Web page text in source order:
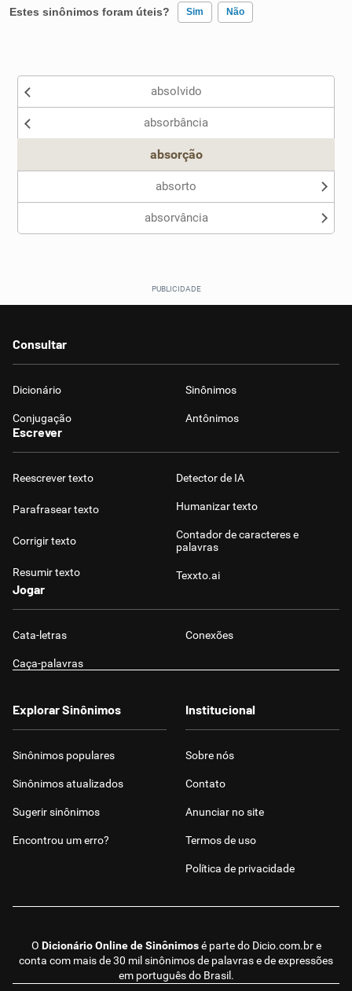
Estes sinônimos foram úteis? Sim Não
Nenhum dos sinônimos apresentados me ajudou
absolvido
absorbância
absorção
absorto
absorvância
Consultar
Dicionário Sinônimos
Conjugação Antônimos
Escrever
Reescrever texto
Parafrasear texto
Corrigir texto
Resumir texto
Detector de IA
Humanizar texto
Contador de caracteres e
palavras
Texxto.ai
Jogar
Cata-letras Conexões
Caça-palavras
O Dicionário Online de Sinônimosé parte do Dicio.com.bre
conta com mais de 30 mil sinônimos de palavras e de expressões
em português do Brasil.
Explorar Sinônimos
Sinônimos populares
Sinônimos atualizados
Sugerir sinônimos
Encontrou um erro?
Institucional
Sobre nós
Contato
Anunciar no site
Termos de uso
Política de privacidade